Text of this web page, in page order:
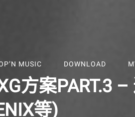
MUSIC DOWNLOAD
方案PART.3 –
等)